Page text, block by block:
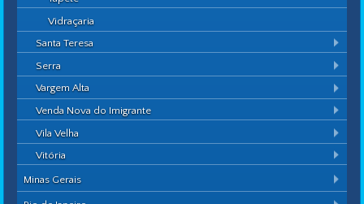
Vidraçaria
Santa Teresa
Serra
Vargem Alta
Venda Nova do Imigrante
Vila Velha
Vitória
Minas Gerais